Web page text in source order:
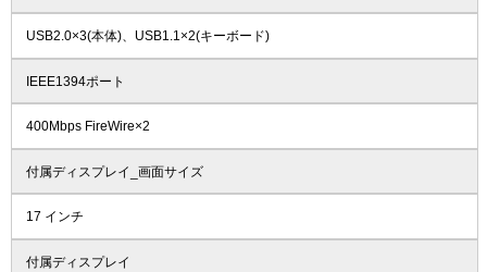
USB2.0×3(本体)、USB1.1×2(キーボード)
IEEE1394ポート
400Mbps FireWire×2
付属ディスプレイ_画面サイズ
17 インチ
付属ディスプレイ